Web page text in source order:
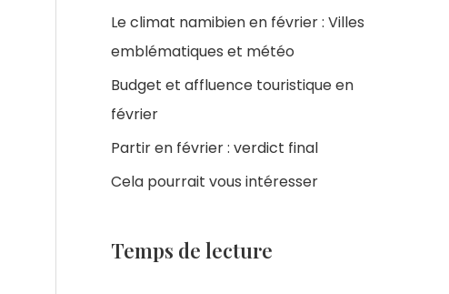
Le climat namibien en février : Villes
emblématiques et météo
Budget et affluence touristique en
février
Partir en février : verdict final
Cela pourrait vous intéresser
Temps de lecture